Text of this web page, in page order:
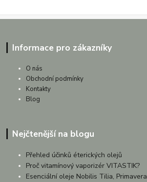
Informace pro zákazníky
O nás
Obchodní podmínky
Kontakty
Blog
Nejčtenější na blogu
Přehled účinků éterických olejů
Proč vitamínový vaporizér VITASTIK?
Esenciální oleje Nobilis Tilia, Primavera